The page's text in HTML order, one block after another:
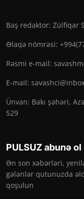
Baş redaktor: Zülfiqar
Əlaqə nömrəsi:
Rəsmi e-mail:
E-mail:
Ünvan: Bakı şəhəri,
529
PULSUZ abunə ol
Ən son xəbərləri,
gələnlər qutunuzda
qoşulun